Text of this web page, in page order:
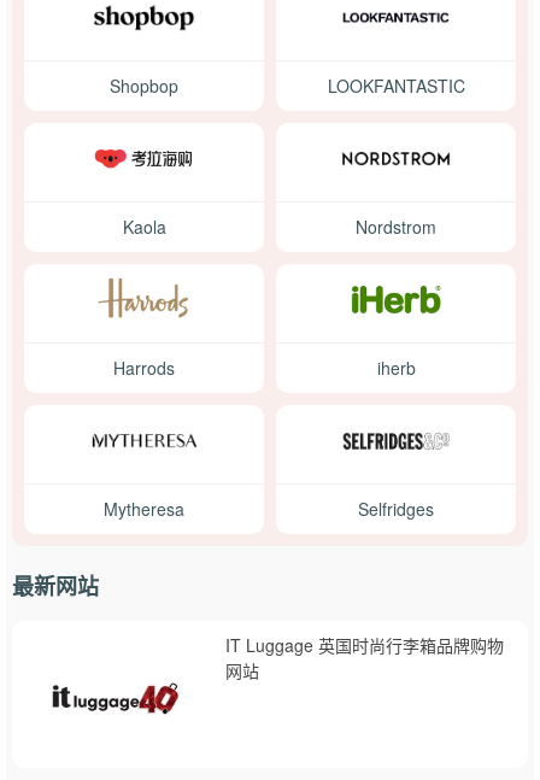
Shopbop LOOKFANTASTIC
Kaola Nordstrom
Harrods iherb
Mytheresa Selfridges
最新网站
IT Luggage 英国时尚行李箱品牌购物
网站